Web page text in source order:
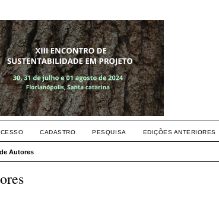
CADASTRO PESQUISA EDIÇÕES ANTERIORES
Autores